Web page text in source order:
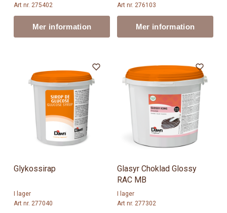
Art nr. 275402
Mer information
Art nr. 276103
Mer information
Glykossirap
I lager
Art nr. 277040
Glasyr Choklad Glossy
RAC MB
I lager
Art nr. 277302